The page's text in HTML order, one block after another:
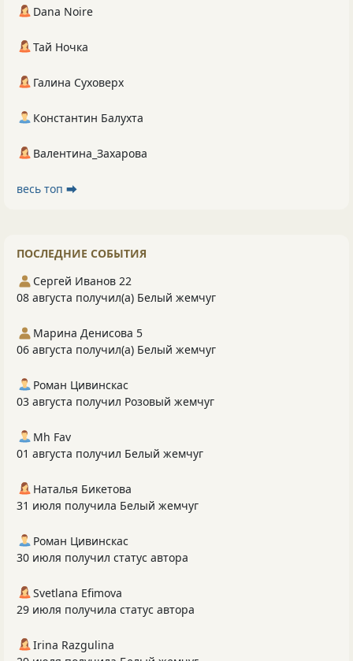
Dana Noire
Тай Ночка
Галина Суховерх
Константин Балухта
Валентина_Захарова
весь топ ⮕
ПОСЛЕДНИЕ СОБЫТИЯ
Сергей Иванов 22
08 августа получил(а) Белый жемчуг
Марина Денисова 5
06 августа получил(а) Белый жемчуг
Роман Цивинскас
03 августа получил Розовый жемчуг
Mh Fav
01 августа получил Белый жемчуг
Наталья Бикетова
31 июля получила Белый жемчуг
Роман Цивинскас
30 июля получил статус автора
Svetlana Efimova
29 июля получила статус автора
Irina Razgulina